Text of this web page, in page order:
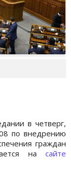
в четверг,
по внедрению
граждан
на сайте